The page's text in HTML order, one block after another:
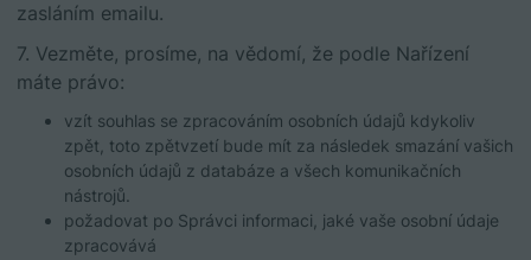
zasláním emailu.
7. Vezměte, prosíme, na vědomí, že podle Nařízení
máte právo:
vzít souhlas se zpracováním osobních údajů kdykoliv
zpět, toto zpětvzetí bude mít za následek smazání vašich
osobních údajů z databáze a všech komunikačních
nástrojů.
požadovat po Správci informaci, jaké vaše osobní údaje
zpracovává